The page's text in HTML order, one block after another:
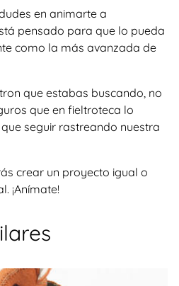
en animarte a
pensado para que lo pueda
como la más avanzada de
que estabas buscando, no
que en fieltroteca lo
seguir rastreando nuestra
crear un proyecto igual o
¡Anímate!